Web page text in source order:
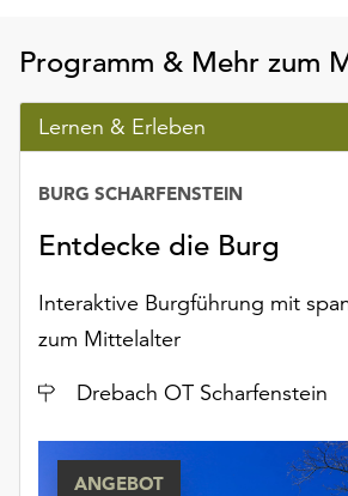
Programm & Mehr zum
Lernen & Erleben
Entdecke die Burg
BURG SCHARFENSTEIN
Interaktive Burgführung mit
zum Mittelalter
Ort
Drebach OT Scharfenstein
ANGEBOT